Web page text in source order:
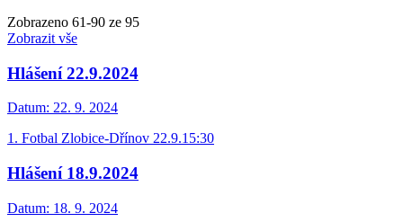
Zobrazeno 61-90 ze 95
Zobrazit vše
Hlášení 22.9.2024
Datum: 22. 9. 2024
1. Fotbal Zlobice-Dřínov 22.9.15:30
Hlášení 18.9.2024
Datum: 18. 9. 2024